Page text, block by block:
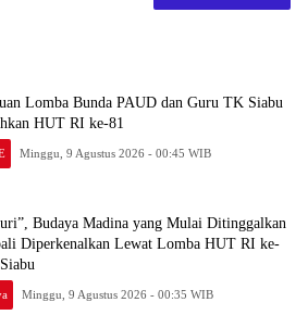
Lomba Bunda PAUD dan Guru TK Siabu
HUT RI ke-81
Minggu, 9 Agustus 2026 - 00:45 WIB
Budaya Madina yang Mulai Ditinggalkan
Diperkenalkan Lewat Lomba HUT RI ke-
Minggu, 9 Agustus 2026 - 00:35 WIB